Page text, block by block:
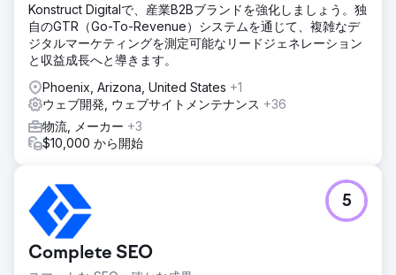
Konstruct Digitalで、産業B2Bブランドを強化しましょう。独
自のGTR（Go-To-Revenue）システムを通じて、複雑なデ
ジタルマーケティングを測定可能なリードジェネレーション
と収益成長へと導きます。
Phoenix, Arizona, United States +1
ウェブ開発, ウェブサイトメンテナンス +36
物流, メーカー +3
$10,000 から開始
Complete SEO
5